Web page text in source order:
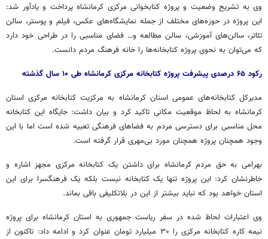
وی به تشریح وضعیت و پروژه کتابخوانی مرکزی کرمانشاه پرداخت و یادآور شد:
این پروژه در حوزه‌های مختلف از جمله نمایشگاه‌های عکس، فیلم و پوستر، سالن
تئاتر، سالن‌های آموزشی، سالن مطالعه و… فضای مناسبی را در طراحی خود دارد
که می‌توان به نحوی پروژه کتابخانه‌ها را خانه فرهنگ مردم دانست.
رکود ۶۵ درصدی پیشرفت پروژه کتابخانه مرکزی کرمانشاه طی ۱۰ سال گذشته
مدیرکل کتابخانه‌های عمومی استان کرمانشاه به مرکزیت کتابخانه مرکزی استان
کرمانشاه به لحاظ موقعیت مکانی تاکید کرد و بیان داشت: جایگاه این کتابخانه
محل مناسبی برای دسترسی مردم به فضاهای فرهنگی تعبیه شده است اما با این
وجود همچنان پروژه همچنان مورد بی‌مهری قرار گرفته است.
بهرامی به حق مردم کرمانشاه برای داشتن یک کتابخانه مرکزی مجهز اشاره و
خاطرنشان کرد: این پروژه تنها یک کتابخانه نیست بلکه یک فرهنگسرا برای این
استان خواهد بود که نباید بیشتر از این در بلاتکلیفی باقی بماند.
وی اعتبارات لحاظ شده در سفر ریاست جمهوری به استان کرمانشاه برای پروژه
نیمهکاره
کتابخانه مرکزی را ۳۰ میلیارد تومان عنوان کرد و ادامه داد: تاکنون از